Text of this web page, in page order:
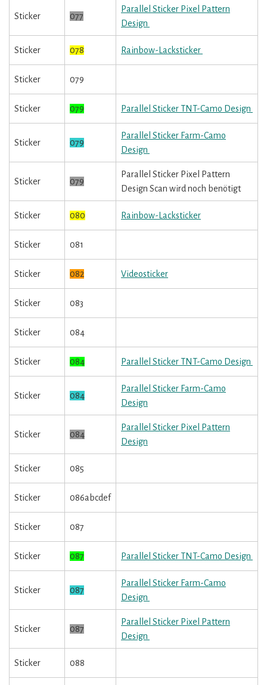
Sticker 077
Parallel Sticker Pixel Pattern
Design
Sticker 078 Rainbow-Lacksticker
Sticker 079
Sticker 079 Parallel Sticker TNT-Camo Design
Sticker 079
Parallel Sticker Farm-Camo
Design
Sticker 079
Parallel Sticker Pixel Pattern
Design Scan wird noch benötigt
Sticker 080 Rainbow-Lacksticker
Sticker 081
Sticker 082 Videosticker
Sticker 083
Sticker 084
Sticker 084 Parallel Sticker TNT-Camo Design
Sticker 084
Parallel Sticker Farm-Camo
Design
Sticker 084
Parallel Sticker Pixel Pattern
Design
Sticker 085
Sticker 086abcdef
Sticker 087
Sticker 087 Parallel Sticker TNT-Camo Design
Sticker 087
Parallel Sticker Farm-Camo
Design
Sticker 087
Parallel Sticker Pixel Pattern
Design
Sticker 088